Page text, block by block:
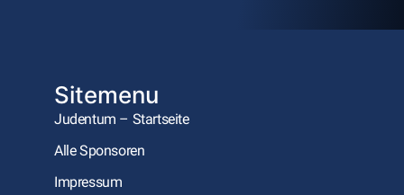
Sitemenu
Judentum – Startseite
Alle Sponsoren
Impressum